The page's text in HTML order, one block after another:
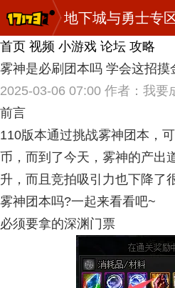
地下城与勇士专
首页 视频 小游戏 论坛 攻略
雾神是必刷团本吗 学会这招摸
2025-03-06 07:00 作者：我要
前言
110版本通过挑战雾神团本，
币，而到了今天，雾神的产出
升，而且竞拍吸引力也下降了
雾神团本吗?一起来看看吧~
必须要拿的深渊门票